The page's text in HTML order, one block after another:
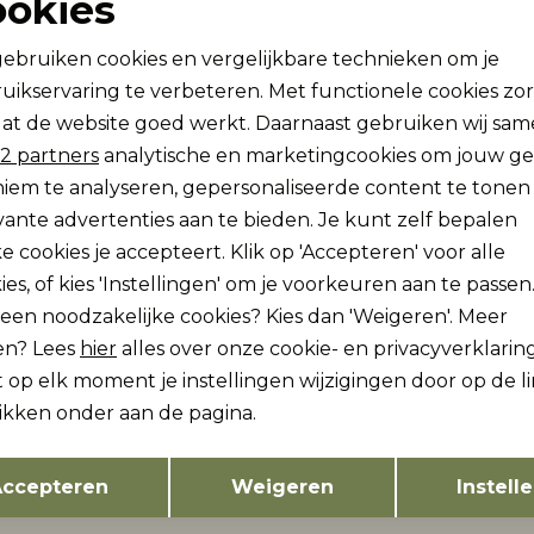
34,99
and Jones
JXCARO MW POPLIN PANT WVN
44,99
Sale
Jack and Jones
30,00 59,99
and Jones Jack and Jones
cookies
cookies Marketing cookies
Terug Opslaan
cookies en vergelijkbare technieken om je
te verbeteren. Met functionele cookies
de website goed werkt. Daarnaast gebruiken wij
2 partners analytische en marketingcookies om jouw
te analyseren, gepersonaliseerde content te tonen
advertenties aan te bieden. Je kunt zelf bepalen
cookies je accepteert. Klik op 'Accepteren' voor alle
of kies 'Instellingen' om je voorkeuren aan te passen.
noodzakelijke cookies? Kies dan 'Weigeren'. Meer
Lees hier alles over onze cookie- en
op elk moment je instellingen wijzigingen door op de
onder aan de pagina.
Weigeren